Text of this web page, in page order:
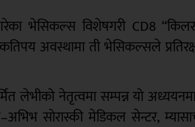
भेसिकल्स विशेषगरी CD8
कतिपय अवस्थामा ती भेसिकल्सले
लेभीको नेतृत्वमा सम्पन्न यो
सोरास्की मेडिकल सेन्टर,